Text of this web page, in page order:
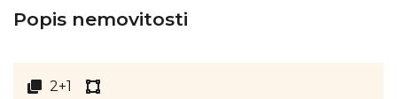
Popis nemovitosti
2+1